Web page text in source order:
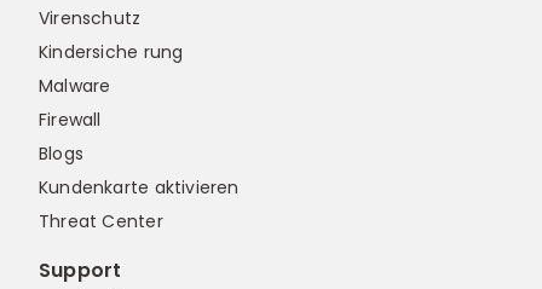
Virenschutz
Kindersiche rung
Malware
Firewall
Blogs
Kundenkarte aktivieren
Threat Center
Support